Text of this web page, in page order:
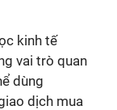
kinh tế
vai trò quan
dùng
dịch mua